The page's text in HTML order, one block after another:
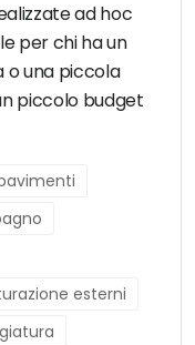
ad hoc
per chi ha un
o una piccola
piccolo budget
esterni